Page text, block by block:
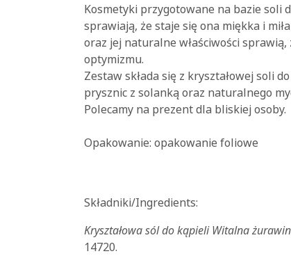
Kosmetyki przygotowane na bazie soli
sprawiają, że staje się ona miękka i
oraz jej naturalne właściwości
optymizmu.
Zestaw składa się z kryształowej soli
prysznic z solanką oraz naturalnego
Polecamy na prezent dla bliskiej osoby.
Opakowanie: opakowanie foliowe
Składniki/Ingredients:
Kryształowa sól do kąpieli Witalna
14720.